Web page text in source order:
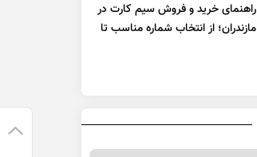
راهنمای خرید و فروش سیم کارت در
مازندران؛ از انتخاب شماره مناسب تا